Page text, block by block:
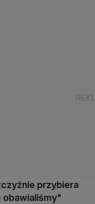
przybiera
obawialiśmy"